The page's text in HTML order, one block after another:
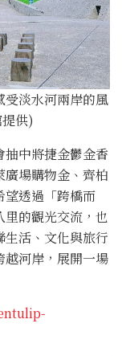
淡水河兩岸的風
供)
中將捷金鬱金香
場購物金、齊柏
望透過「跨橋而
的觀光交流，也
活、文化與旅行
越河岸，展開一場